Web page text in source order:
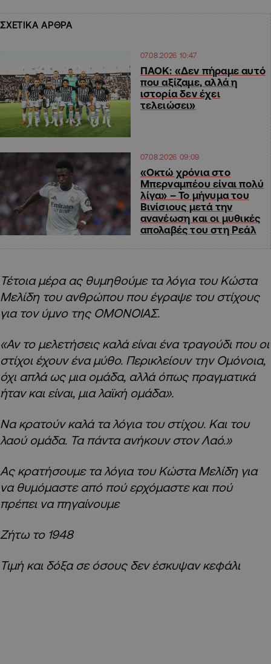
ΣΧΕΤΙΚΑ ΑΡΘΡΑ
07.08.2026 10:47
ΠΑΟΚ: «Δεν πήραμε αυτό
που αξίζαμε, αλλά η
ιστορία δεν έχει
τελειώσει»
07.08.2026 09:09
«Οκτώ χρόνια στο
Μπερναμπέου είναι πολύ
λίγα» – Το μήνυμα του
Βινίσιους μετά την
ανανέωση και οι μυθικές
απολαβές του στη Ρεάλ
Τέτοια μέρα ας θυμηθούμε τα λόγια του Κώστα
Μελίδη του ανθρώπου που έγραψε του στίχους
για τον ύμνο της ΟΜΟΝΟΙΑΣ.
«Αν το μελετήσεις καλά είναι ένα τραγούδι που οι
στίχοι έχουν ένα μύθο. Περικλείουν την Ομόνοια,
όχι απλά ως μια ομάδα, αλλά όπως πραγματικά
ήταν και είναι, μια λαϊκή ομάδα».
Να κρατούν καλά τα λόγια του στίχου. Και του
λαού ομάδα. Τα πάντα ανήκουν στον Λαό.»
Ας κρατήσουμε τα λόγια του Κώστα Μελίδη για
να θυμόμαστε από πού ερχόμαστε και πού
πρέπει να πηγαίνουμε
Ζήτω το 1948
Τιμή και δόξα σε όσους δεν έσκυψαν κεφάλι